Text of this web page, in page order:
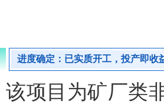
进度确定：已实质开工，投产即收
该项目为矿厂类